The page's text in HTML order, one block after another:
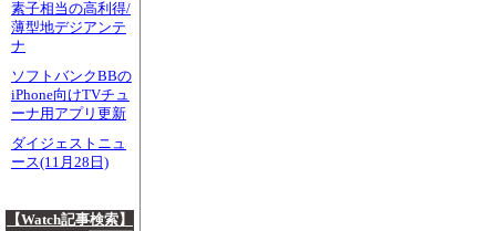
素子相当の高利得/
薄型地デジアンテ
ナ
ソフトバンクBBの
iPhone向けTVチュ
ーナ用アプリ更新
ダイジェストニュ
ース(11月28日)
【Watch記事検索】